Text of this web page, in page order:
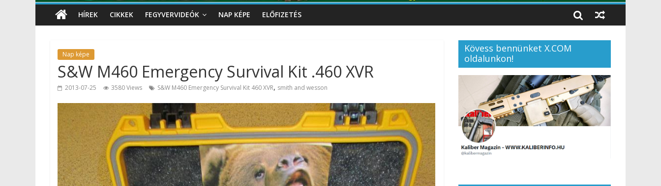
HÍREK CIKKEK FEGYVERVIDEÓK NAP KÉPE ELŐFIZETÉS
Nap képe
S&W M460 Emergency Survival Kit .460 XVR
2013-07-25 3580 Views S&W M460 Emergency Survival Kit 460 XVR, smith and wesson
Kövess bennünket X.COM
oldalunkon!